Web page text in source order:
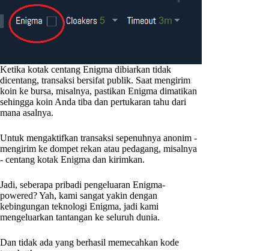
Ketika kotak centang Enigma dibiarkan tidak
dicentang, transaksi bersifat publik. Saat mengirim
koin ke bursa, misalnya, pastikan Enigma dimatikan
sehingga koin Anda tiba dan pertukaran tahu dari
mana asalnya.
Untuk mengaktifkan transaksi sepenuhnya anonim -
mengirim ke dompet rekan atau pedagang, misalnya
- centang kotak Enigma dan kirimkan.
Jadi, seberapa pribadi pengeluaran Enigma-
powered? Yah, kami sangat yakin dengan
kebingungan teknologi Enigma, jadi kami
mengeluarkan tantangan ke seluruh dunia.
Dan tidak ada yang berhasil memecahkan kode